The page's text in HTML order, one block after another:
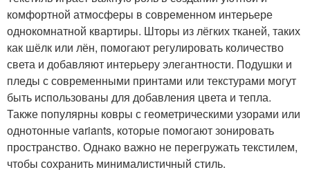
комфортной атмосферы в современном интерьере
однокомнатной квартиры. Шторы из лёгких тканей, таких
как шёлк или лён, помогают регулировать количество
света и добавляют интерьеру элегантности. Подушки и
пледы с современными принтами или текстурами могут
быть использованы для добавления цвета и тепла.
Также популярны ковры с геометрическими узорами или
однотонные variants, которые помогают зонировать
пространство. Однако важно не перегружать текстилем,
чтобы сохранить минималистичный стиль.